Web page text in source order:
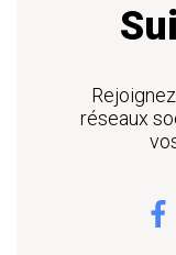
réseaux